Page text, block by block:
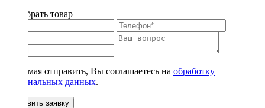
Подобрать товар
Нажимая отправить, Вы соглашаетесь на обработку
персональных данных.
Оставить заявку